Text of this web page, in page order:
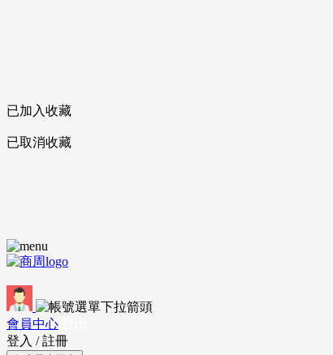
已加入收藏
已取消收藏
會員中心
登入 / 註冊